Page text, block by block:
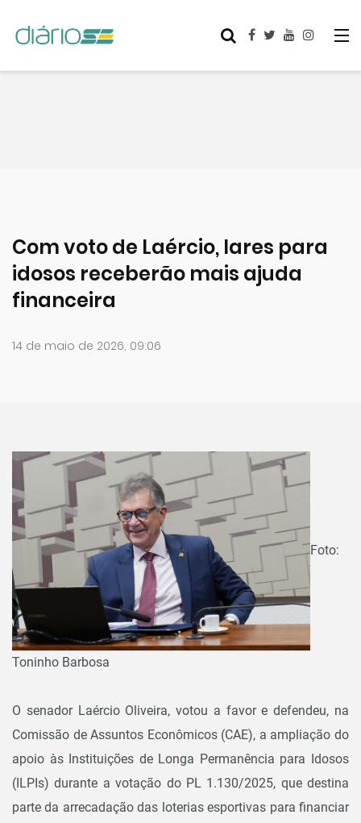
Com voto de Laércio, lares para
idosos receberão mais ajuda
financeira
14 de maio de 2026, 09:06
Foto:
Toninho Barbosa
O senador Laércio Oliveira, votou a favor e defendeu, na
Comissão de Assuntos Econômicos (CAE), a ampliação do
apoio às Instituições de Longa Permanência para Idosos
(ILPIs) durante a votação do PL 1.130/2025, que destina
parte da arrecadação das loterias esportivas para financiar